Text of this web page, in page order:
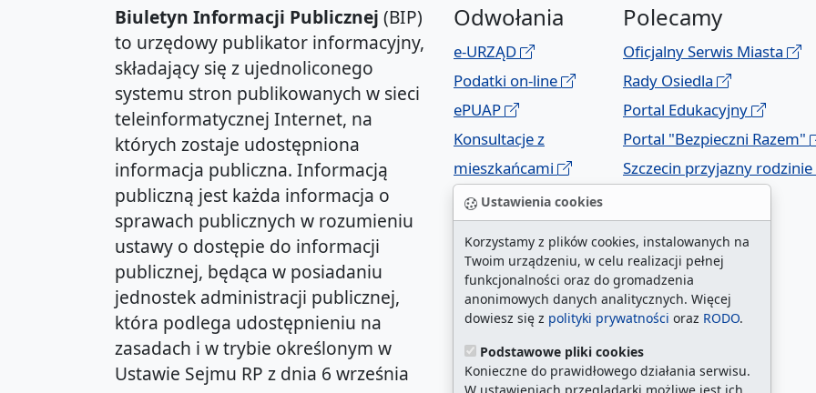
Ustawienia cookies
Korzystamy z plików cookies, instalowanych na
Twoim urządzeniu, w celu realizacji pełnej
funkcjonalności oraz do gromadzenia
anonimowych danych analitycznych. Więcej
dowiesz się z polityki prywatności oraz RODO.
Podstawowe pliki cookies
Konieczne do prawidłowego działania serwisu.
Biuletyn Informacji Publicznej (BIP)
to urzędowy publikator informacyjny,
składający się z ujednoliconego
systemu stron publikowanych w sieci
teleinformatycznej Internet, na
których zostaje udostępniona
informacja publiczna. Informacją
publiczną jest każda informacja o
sprawach publicznych w rozumieniu
ustawy o dostępie do informacji
publicznej, będąca w posiadaniu
jednostek administracji publicznej,
która podlega udostępnieniu na
zasadach i w trybie określonym w
Ustawie Sejmu RP z dnia 6 września
Odwołania
e-URZĄD
Podatki on-line
ePUAP
Konsultacje z
mieszkańcami
Geoportal
Polecamy
Oficjalny Serwis Miasta
Rady Osiedla
Portal Edukacyjny
Portal "Bezpieczni Razem"
Szczecin przyjazny rodzinie